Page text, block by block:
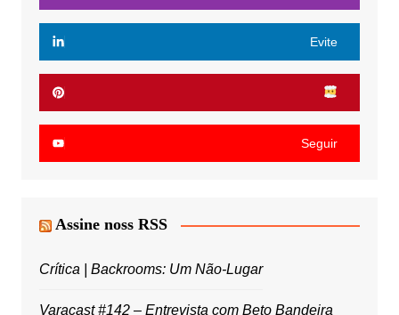
Evite
Seguir
Assine noss RSS
Crítica | Backrooms: Um Não-Lugar
Varacast #142 – Entrevista com Beto Bandeira